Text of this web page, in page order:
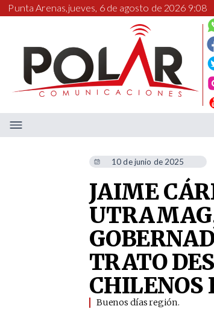
Punta Arenas,jueves, 6 de agosto de 2026 9:08
10 de junio de 2025
JAIME
TRATO
CHILENOS
Buenos días región.